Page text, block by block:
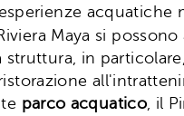
Maya si
in
parco acquatico, il